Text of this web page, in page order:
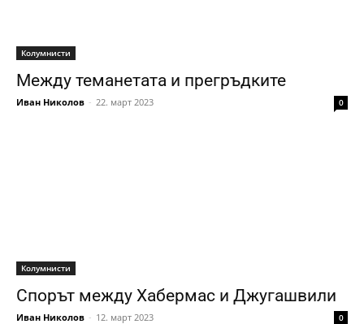
Колумнисти
Между теманетата и прегръдките
Иван Николов - 22. март 2023 0
Колумнисти
Спорът между Хабермас и Джугашвили
Иван Николов - 12. март 2023 0